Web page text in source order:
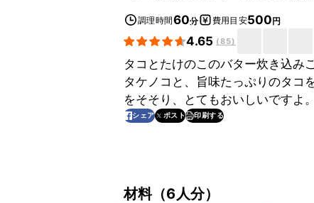
調理時間60分 費用目安500円
4.65 (85)
タコとたけのこのバター炊き込み
タケノコと、旨味たっぷりのタコ
をそそり、とてもおいしいですよ
シェア ポスト 印刷する
材料（6人分）